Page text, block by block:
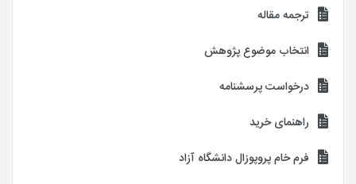
ترجمه مقاله
انتخاب موضوع پژوهش
درخواست پرسشنامه
راهنمای خرید
فرم خام پروپوزال دانشگاه آزاد